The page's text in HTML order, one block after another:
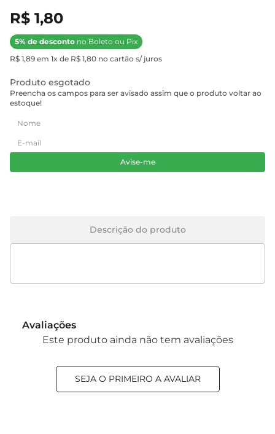
R$ 1,80
5% de desconto no Boleto ou Pix
R$ 1,89 em 1x de R$ 1,80 no cartão s/ juros
Produto esgotado
Preencha os campos para ser avisado assim que o produto voltar ao
estoque!
Avise-me
Descrição do produto
Avaliações
Este produto ainda não tem avaliações
SEJA O PRIMEIRO A AVALIAR